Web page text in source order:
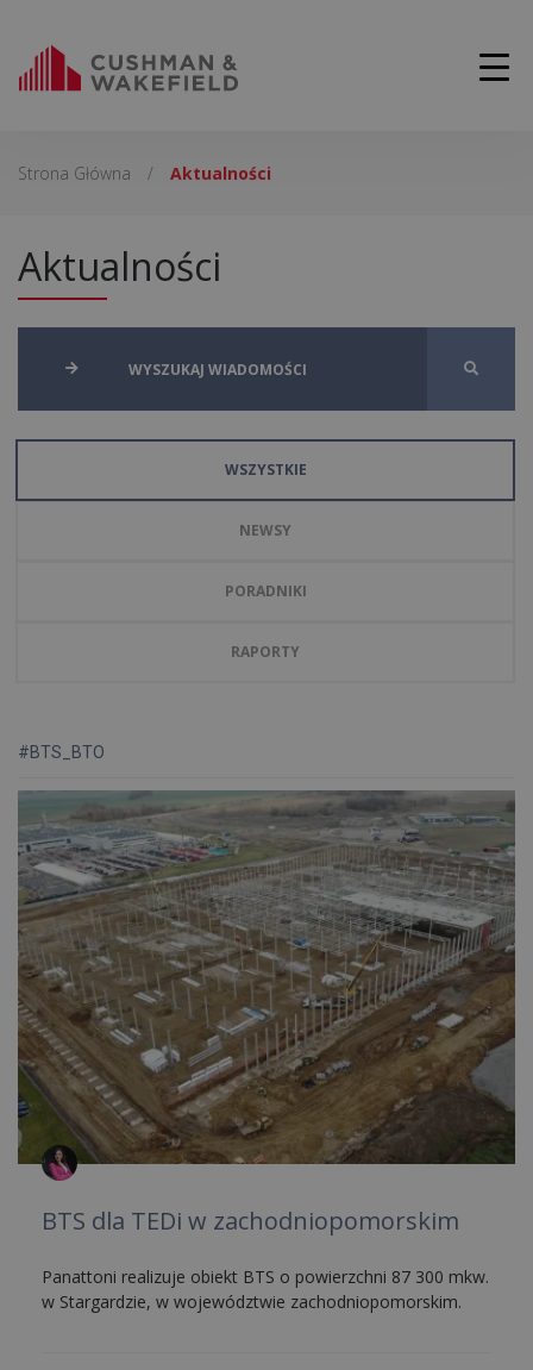
Strona Główna / Aktualności
Aktualności
WSZYSTKIE
NEWSY
PORADNIKI
RAPORTY
#BTS_BTO
BTS dla TEDi w zachodniopomorskim
Panattoni realizuje obiekt BTS o powierzchni 87 300 mkw.
w Stargardzie, w województwie zachodniopomorskim.